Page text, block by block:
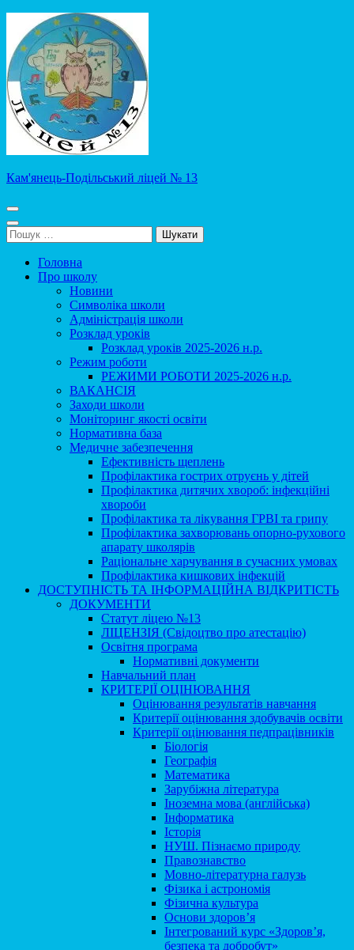
Кам'янець-Подільський ліцей № 13
Пошук:
Головна
Про школу
Новини
Символіка школи
Адміністрація школи
Розклад уроків
Розклад уроків 2025-2026 н.р.
Режим роботи
РЕЖИМИ РОБОТИ 2025-2026 н.р.
ВАКАНСІЯ
Заходи школи
Моніторинг якості освіти
Нормативна база
Медичне забезпечення
Ефективність щеплень
Профілактика гострих отруєнь у дітей
Профілактика дитячих хвороб: інфекційні
хвороби
Профілактика та лікування ГРВІ та грипу
Профілактика захворювань опорно-рухового
апарату школярів
Раціональне харчування в сучасних умовах
Профілактика кишкових інфекцій
ДОСТУПНІСТЬ ТА ІНФОРМАЦІЙНА ВІДКРИТІСТЬ
ДОКУМЕНТИ
Статут ліцею №13
ЛІЦЕНЗІЯ (Свідоцтво про атестацію)
Освітня програма
Нормативні документи
Навчальний план
КРИТЕРІЇ ОЦІНЮВАННЯ
Оцінювання результатів навчання
Критерії оцінювання здобувачів освіти
Критерії оцінювання педпрацівників
Біологія
Географія
Математика
Зарубіжна література
Іноземна мова (англійська)
Інформатика
Історія
НУШ. Пізнаємо природу
Правознавство
Мовно-літературна галузь
Фізика і астрономія
Фізична культура
Основи здоров’я
Інтегрований курс «Здоров’я,
безпека та добробут»